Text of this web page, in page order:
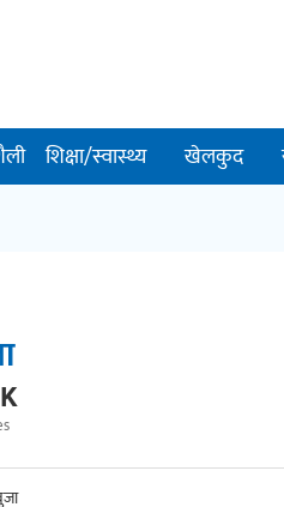
शिक्षा/स्वास्थ्य खेलकुद